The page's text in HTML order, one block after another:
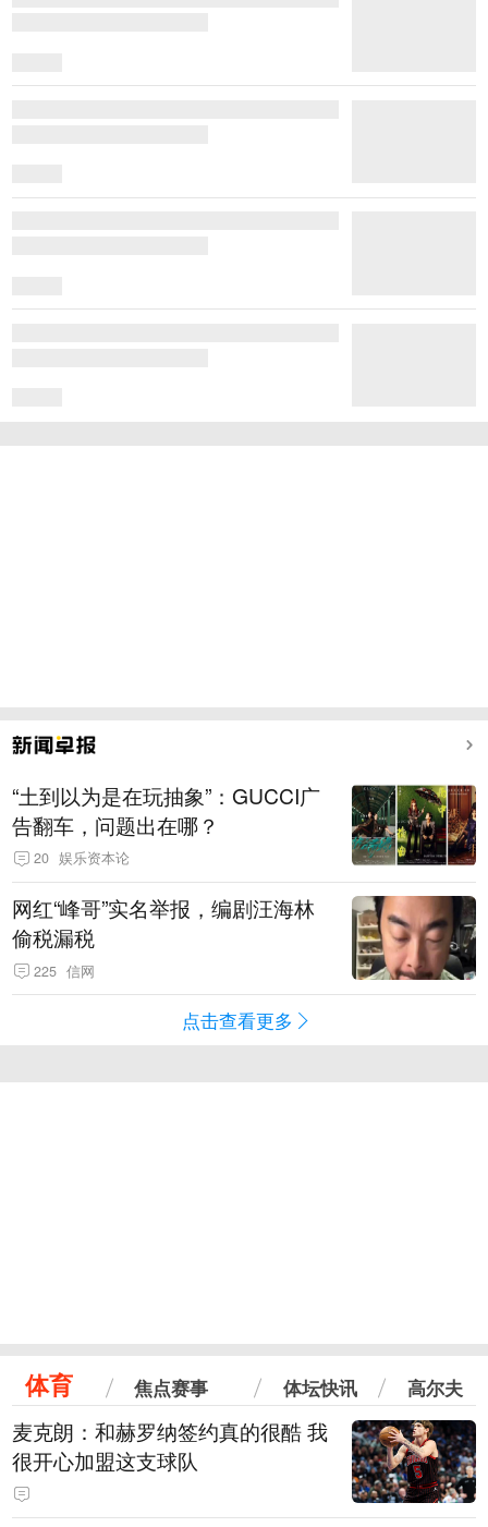
“土到以为是在玩抽象”：GUCCI广
告翻车，问题出在哪？
20 娱乐资本论
网红“峰哥”实名举报，编剧汪海林
偷税漏税
225 信网
点击查看更多
体育 焦点赛事 体坛快讯 高尔夫
麦克朗：和赫罗纳签约真的很酷 我
很开心加盟这支球队